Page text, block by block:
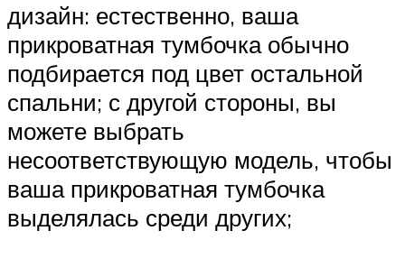
дизайн: естественно, ваша
прикроватная тумбочка обычно
подбирается под цвет остальной
спальни; с другой стороны, вы
можете выбрать
несоответствующую модель, чтобы
ваша прикроватная тумбочка
выделялась среди других;